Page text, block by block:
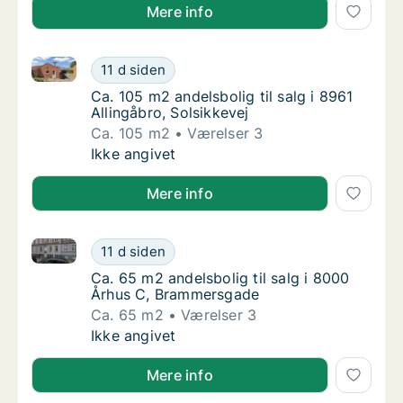
Mere info
Ca. 105 m2 andelsbolig til salg i 8961
11 d siden
Ca. 105 m2 andelsbolig til salg i 8961 Allingåbro,
Ca. 105 m2 andelsbolig til salg i 8961
Ca. 105 m2 andelsbolig til salg i 8961
Allingåbro, Solsikkevej
Ca. 105 m2
Værelser 3
Ca. 105 m2 andelsbolig til salg i 8961
Ikke angivet
Mere info
Ca. 65 m2 andelsbolig til salg i 8000 Århus
11 d siden
Ca. 65 m2 andelsbolig til salg i 8000 Århus C,
Ca. 65 m2 andelsbolig til salg i 8000 Århus
Ca. 65 m2 andelsbolig til salg i 8000
Århus C, Brammersgade
Ca. 65 m2
Værelser 3
Ca. 65 m2 andelsbolig til salg i 8000 Århus
Ikke angivet
Mere info